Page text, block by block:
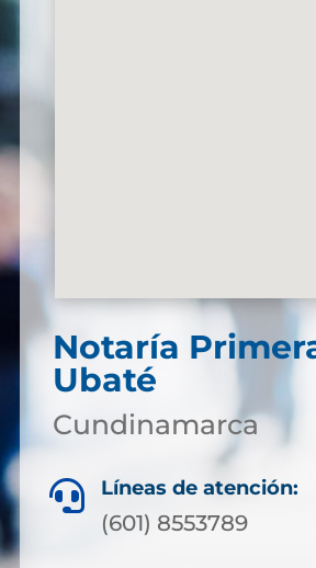
Notaría
Ubaté
Cundinamarca
 Líneas de atención:
(601) 8553789